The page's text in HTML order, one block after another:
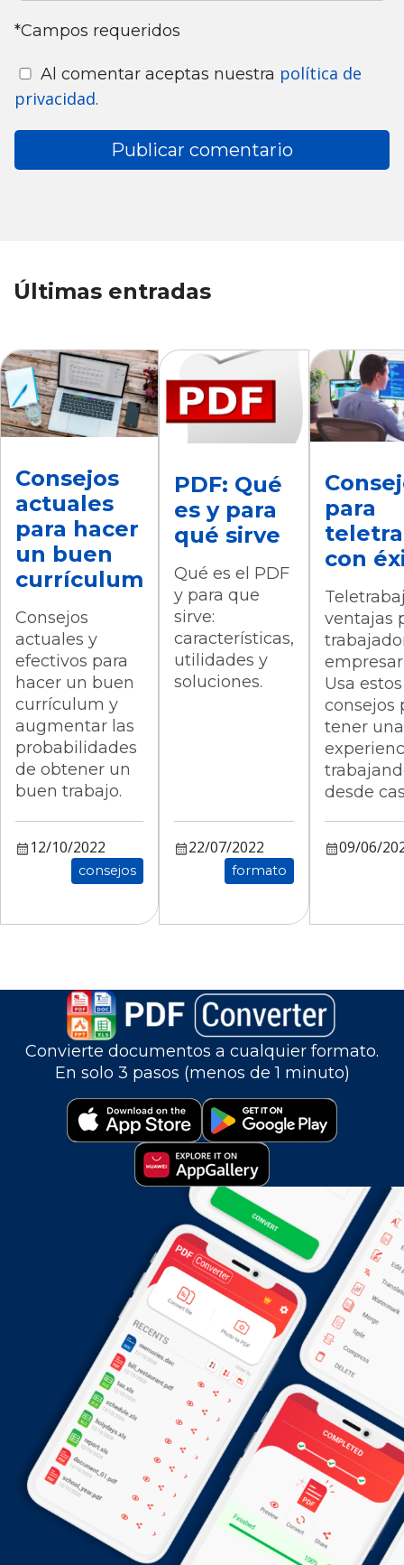
*Campos requeridos
Al comentar aceptas nuestra política de
privacidad.
Últimas entradas
Consejos
actuales
para hacer
un buen
currículum
Consejos
actuales y
efectivos para
hacer un buen
currículum y
augmentar las
probabilidades
de obtener un
buen trabajo.
12/10/2022
consejos
PDF: Qué
es y para
qué sirve
Qué es el PDF
y para que
sirve:
características,
utilidades y
soluciones.
22/07/2022
formato
para
con
ventajas
Usa
consejos
tener
desde
09/06/
Convierte documentos a cualquier formato.
En solo 3 pasos (menos de 1 minuto)